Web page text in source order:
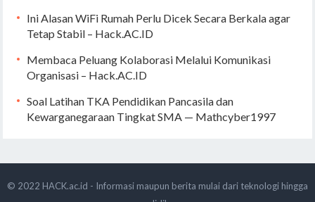
Ini Alasan WiFi Rumah Perlu Dicek Secara Berkala agar
Tetap Stabil – Hack.AC.ID
Membaca Peluang Kolaborasi Melalui Komunikasi
Organisasi – Hack.AC.ID
Soal Latihan TKA Pendidikan Pancasila dan
Kewarganegaraan Tingkat SMA — Mathcyber1997
© 2022 HACK.ac.id - Informasi maupun berita mulai dari teknologi hingga